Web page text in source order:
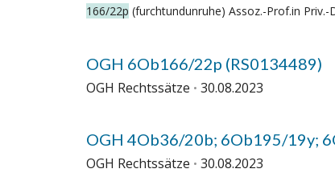
166/22p (furchtundunruhe) Assoz.-Prof.in Priv.-
OGH 6Ob166/22p (RS0134489)
OGH Rechtssätze 30.08.2023
OGH 4Ob36/20b; 6Ob195/19y;
OGH Rechtssätze 30.08.2023